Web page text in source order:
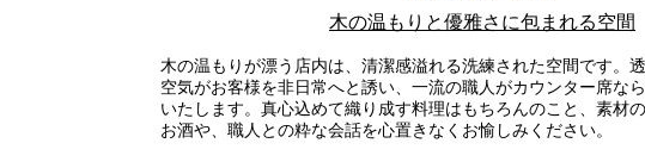
木の温もりと優雅さに包まれる空間
木の温もりが漂う店内は、清潔感溢れる洗練された空間です。
空気がお客様を非日常へと誘い、一流の職人がカウンター席な
いたします。真心込めて織り成す料理はもちろんのこと、素材
お酒や、職人との粋な会話を心置きなくお愉しみください。